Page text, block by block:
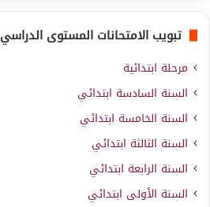
تبويب الامتحانات المستوى الدراسي
مرحلة ابتدائية
السنة السادسة ابتدائي
السنة الخامسة ابتدائي
السنة الثالثة ابتدائي
السنة الرابعة ابتدائي
السنة الأولى ابتدائي